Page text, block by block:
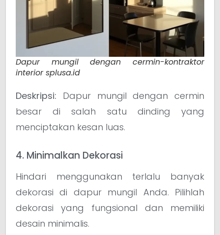
Dapur mungil dengan cermin-kontraktor
interior splusa.id
Deskripsi: Dapur mungil dengan cermin
besar di salah satu dinding yang
menciptakan kesan luas.
4. Minimalkan Dekorasi
Hindari menggunakan terlalu banyak
dekorasi di dapur mungil Anda. Pilihlah
dekorasi yang fungsional dan memiliki
desain minimalis.